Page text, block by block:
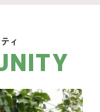
ィ